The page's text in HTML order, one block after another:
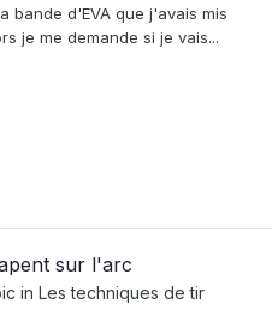
bande d'EVA que j'avais mis
je me demande si je vais...
sur l'arc
in Les techniques de tir